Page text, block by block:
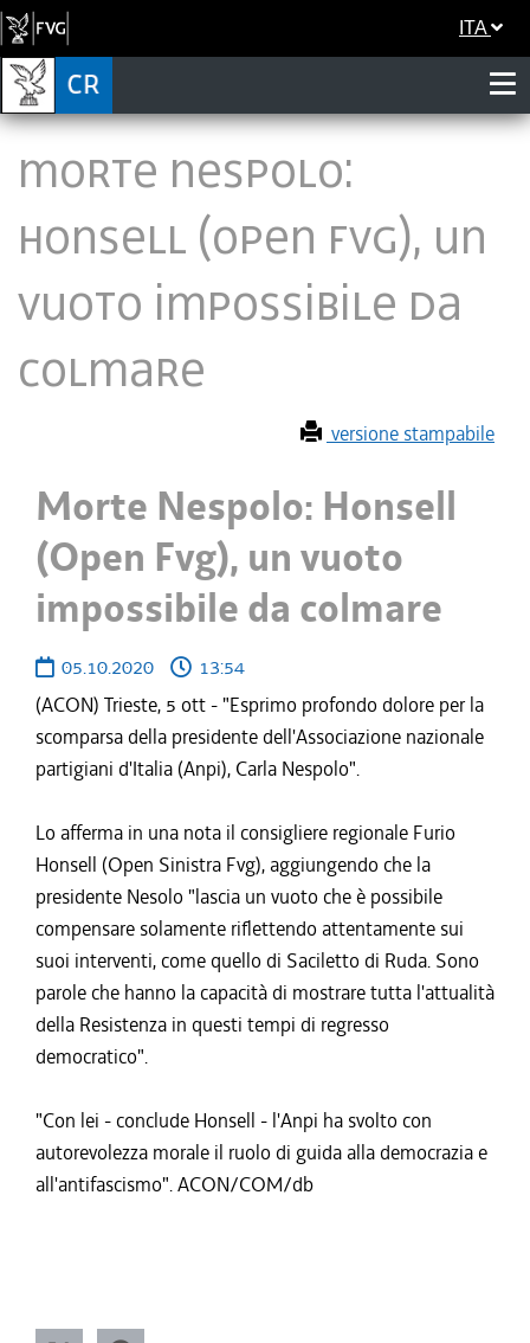
ITA
Morte Nespolo:
Honsell (Open Fvg), un
vuoto impossibile da
colmare
versione stampabile
Morte Nespolo: Honsell
(Open Fvg), un vuoto
impossibile da colmare
05.10.2020
13:54
(ACON) Trieste, 5 ott - "Esprimo profondo dolore per la
scomparsa della presidente dell'Associazione nazionale
partigiani d'Italia (Anpi), Carla Nespolo".
Lo afferma in una nota il consigliere regionale Furio
Honsell (Open Sinistra Fvg), aggiungendo che la
presidente Nesolo "lascia un vuoto che è possibile
compensare solamente riflettendo attentamente sui
suoi interventi, come quello di Saciletto di Ruda. Sono
parole che hanno la capacità di mostrare tutta l'attualità
della Resistenza in questi tempi di regresso
democratico".
"Con lei - conclude Honsell - l'Anpi ha svolto con
autorevolezza morale il ruolo di guida alla democrazia e
all'antifascismo". ACON/COM/db